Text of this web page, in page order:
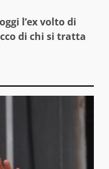
l’ex volto di
di chi si tratta